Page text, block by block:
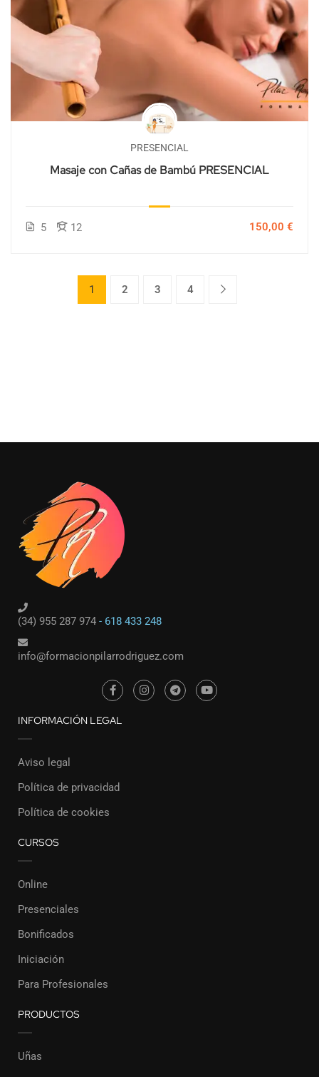
PRESENCIAL
Masaje con Cañas de Bambú PRESENCIAL
5 12 150,00 €
1 2 3 4
(34) 955 287 974 - 618 433 248
info@formacionpilarrodriguez.com
INFORMACIÓN LEGAL
Aviso legal
Política de privacidad
Política de cookies
CURSOS
Online
Presenciales
Bonificados
Iniciación
Para Profesionales
PRODUCTOS
Uñas